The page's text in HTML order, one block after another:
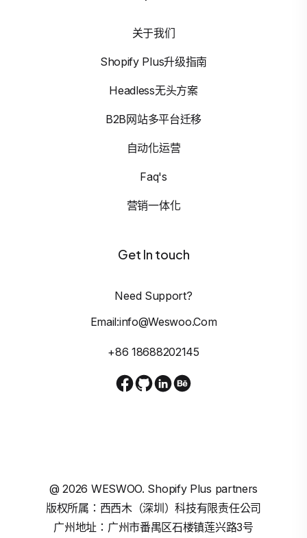
关于我们
Shopify Plus升级指南
Headless无头方案
B2B网站多平台迁移
自动化运营
Faq's
营销一体化
Get In touch
Need Support?
Email:info@weswoo.com
+86 18688202145
@2026 WESWOO. Shopify Plus partners
版权所属：西西木（深圳）科技有限责任公司
广州地址：广州市番禺区石楼镇莲兴路3号